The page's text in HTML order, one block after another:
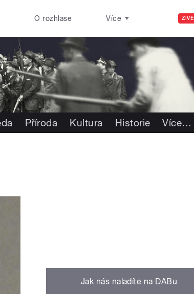
ŽIVĚ
O rozhlase Více
Příroda Kultura Historie Více…
Jak nás naladíte na DABu